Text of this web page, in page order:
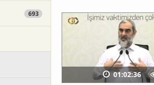
693
01:02:36